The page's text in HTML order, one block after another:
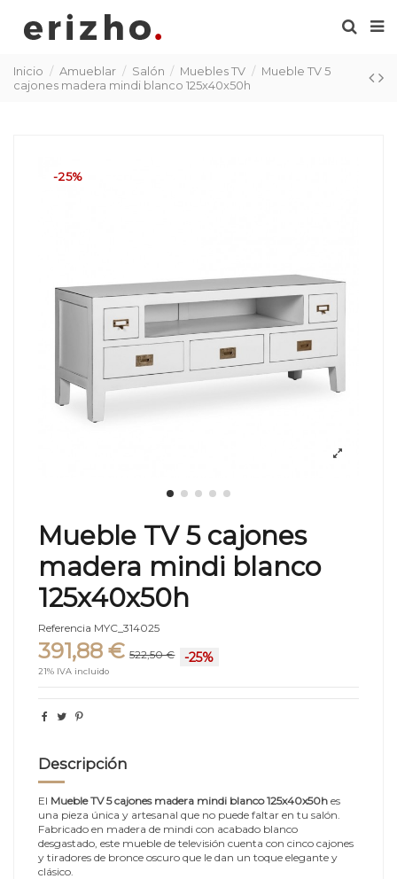
Inicio Amueblar Salón Muebles TV
Mueble TV 5
cajones madera mindi blanco 125x40x50h
-25%
Mueble TV 5 cajones
madera mindi blanco
125x40x50h
Referencia MYC_314025
391,88 € 522,50 € -25%
21% IVA incluido
Descripción
El Mueble TV 5 cajones madera mindi blanco 125x40x50h es
una pieza única y artesanal que no puede faltar en tu salón.
Fabricado en madera de mindi con acabado blanco
desgastado, este mueble de televisión cuenta con cinco cajones
y tiradores de bronce oscuro que le dan un toque elegante y
clásico.